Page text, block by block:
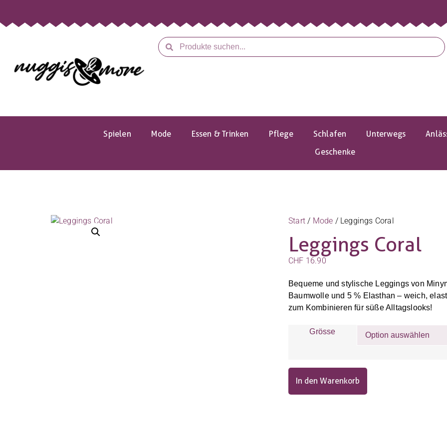
Spielen Mode Essen & Trinken Pflege Schlafen Unterwegs
Geschenke
Start / Mode / Leggings Coral
Leggings Coral
CHF 16.90
Bequeme und stylische Leggings von
Baumwolle und 5 % Elasthan – weich,
zum Kombinieren für süße Alltagslooks!
Grösse
In den Warenkorb